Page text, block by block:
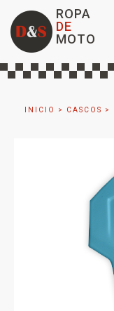
ROPA
DE
MOTO
INICIO > CASCOS >